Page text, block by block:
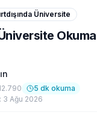
Üniversite
5 dk okuma
3 Ağu 2026